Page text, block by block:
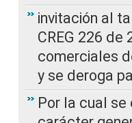
invitación al
CREG 226
comerciales
y se deroga
Por la cual